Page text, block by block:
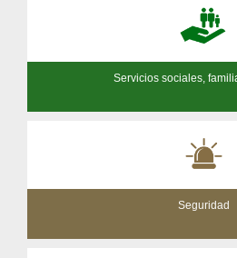
Servicios sociales,
Seguridad